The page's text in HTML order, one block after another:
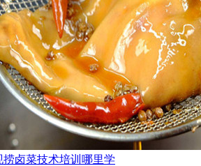
卤菜技术培训哪里学